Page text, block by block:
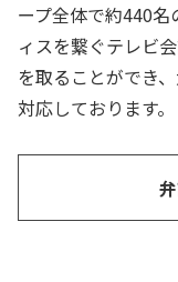
ープ全体で約440名
ィスを繋ぐテレビ
を取ることができ
対応しております